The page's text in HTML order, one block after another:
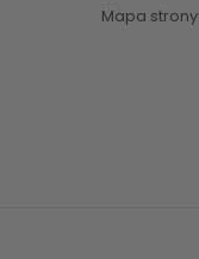
Mapa strony